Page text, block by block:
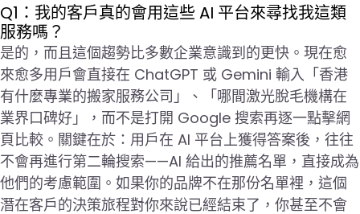
Q1：我的客戶真的會用這些 AI 平台來尋找我這類
服務嗎？
是的，而且這個趨勢比多數企業意識到的更快。現在愈
來愈多用戶會直接在 ChatGPT 或 Gemini 輸入「香港
有什麼專業的搬家服務公司」、「哪間激光脫毛機構在
業界口碑好」，而不是打開 Google 搜索再逐一點擊網
頁比較。關鍵在於：用戶在 AI 平台上獲得答案後，往往
不會再進行第二輪搜索——AI 給出的推薦名單，直接成為
他們的考慮範圍。如果你的品牌不在那份名單裡，這個
潛在客戶的決策旅程對你來說已經結束了，你甚至不會